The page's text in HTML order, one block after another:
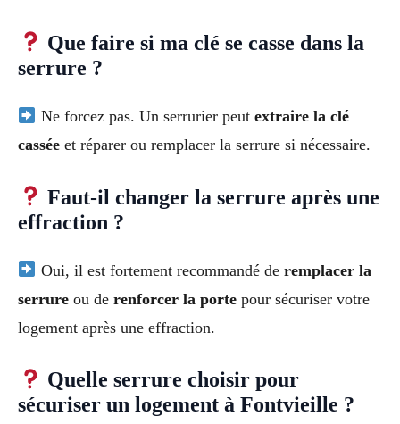
Que faire si ma clé se casse dans la
serrure ?
Ne forcez pas. Un serrurier peut extraire la clé
cassée et réparer ou remplacer la serrure si nécessaire.
Faut-il changer la serrure après une
effraction ?
Oui, il est fortement recommandé de remplacer la
serrure ou de renforcer la porte pour sécuriser votre
logement après une effraction.
Quelle serrure choisir pour
sécuriser un logement à Fontvieille ?